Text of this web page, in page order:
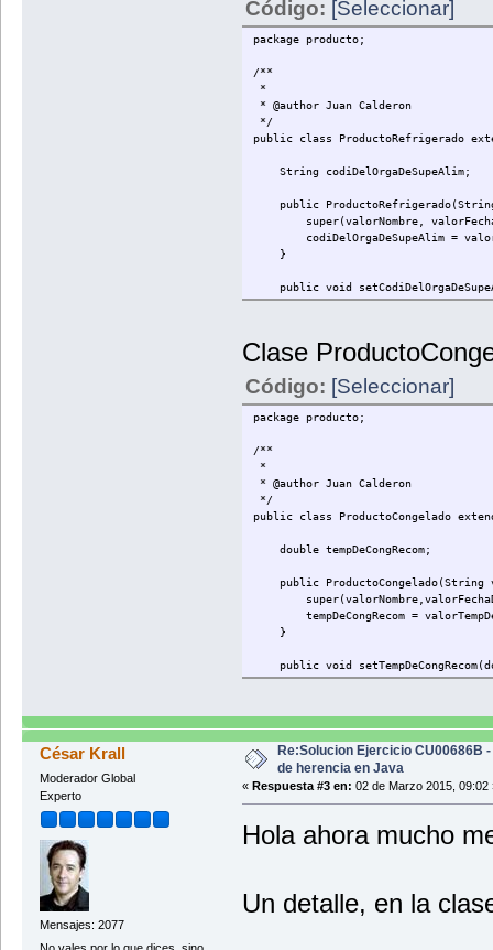
}
}
return fechaDeEnvasado;
}
paisDeOrigen =
}
public String getPaisDeOrigen(){
return paisDeOrigen;
mostrarProducto();
System.out.println("Fecha de
"\nPais de Origen:
}
Código: [Seleccionar]
package producto;
/**
*
* @author Juan Calderon
*/
public class ProductoRefrigerado
String codiDelOrgaDeSupeAlim;
public ProductoRefrigerado(String
super(valorNombre,
codiDelOrgaDeSupeAlim =
}
public void
codiDelOrgaDeSupeAlim =
public String
return
}
public void
System.out.println("Organismo
}
Clase
Código: [Seleccionar]
package producto;
/**
*
* @author Juan Calderon
*/
public class ProductoCongelado
double tempDeCongRecom;
public ProductoCongelado(String
tempDeCongRecom =
}
public void
tempDeCongRecom =
public double
return tempDeCongRecom;
}
System.out.println("Temperatura de
}
César Krall
Moderador Global
Experto
Mensajes: 2077
Re:Solucion Ejercicio CU00686B
de herencia en Java
« Respuesta #3 en: 02 de Marzo 2015, 09:02
Hola ahora mucho
Un detalle, en la